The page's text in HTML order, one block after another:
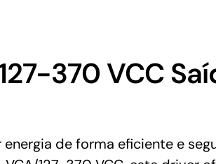
370 VCC
de forma eficiente e